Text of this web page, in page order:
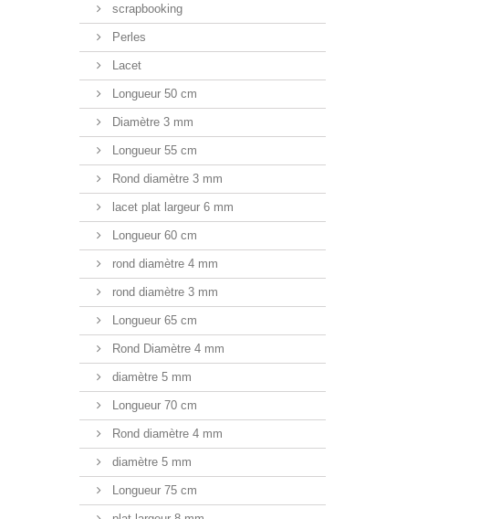
scrapbooking
Perles
Lacet
Longueur 50 cm
Diamètre 3 mm
Longueur 55 cm
Rond diamètre 3 mm
lacet plat largeur 6 mm
Longueur 60 cm
rond diamètre 4 mm
rond diamètre 3 mm
Longueur 65 cm
Rond Diamètre 4 mm
diamètre 5 mm
Longueur 70 cm
Rond diamètre 4 mm
diamètre 5 mm
Longueur 75 cm